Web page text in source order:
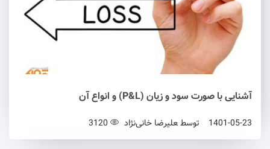
آشنایی با صورت سود و زیان (P&L) و انواع آن
1401-05-23 توسط علیرضا خانی‌نژاد